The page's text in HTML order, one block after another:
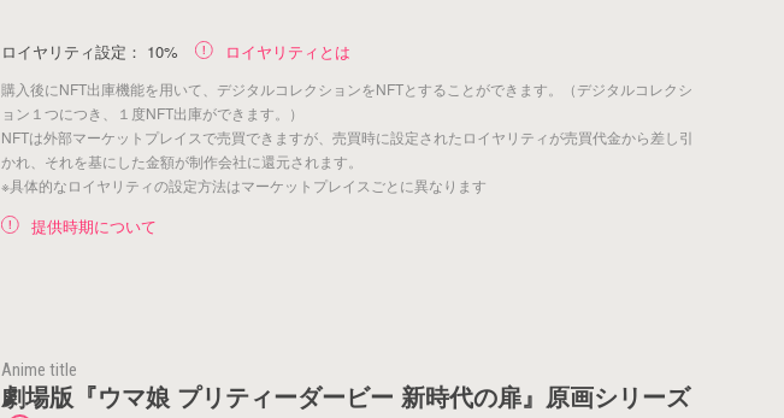
ロイヤリティ設定： 10% ロイヤリティとは
購入後にNFT出庫機能を用いて、デジタルコレクションをNFTとすることができます。（デジタルコレクシ
ョン１つにつき、１度NFT出庫ができます。）
NFTは外部マーケットプレイスで売買できますが、売買時に設定されたロイヤリティが売買代金から差し引
かれ、それを基にした金額が制作会社に還元されます。
※具体的なロイヤリティの設定方法はマーケットプレイスごとに異なります
提供時期について
Anime title
劇場版『ウマ娘 プリティーダービー 新時代の扉』原画シリーズ